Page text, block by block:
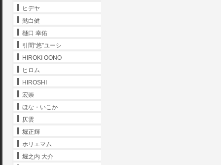
ヒデヤ
髭白健
樋口 幸佑
引間“悠”ユーシ
HIROKI OONO
ヒロム
HIROSHI
宏崇
ほな・いこか
仄雲
堀正輝
ホリエマム
堀之内 大介